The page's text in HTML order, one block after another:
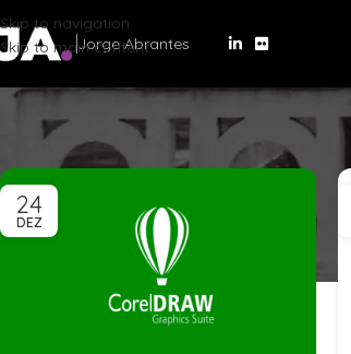
Skip to navigation
Skip to main content
Jorge Abrantes
24
DEZ